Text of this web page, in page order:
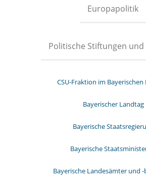
Europapolitik
Politische Stiftungen
CSU-Fraktion im Bayerischen
Bayerischer Landtag
Bayerische
Bayerische
Bayerische Landesämter und